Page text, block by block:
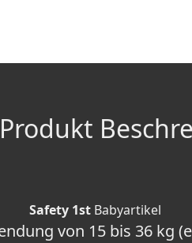
Safety 1st Babyartikel
von 15 bis 36 kg